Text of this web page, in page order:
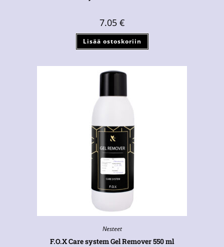
7.05 €
Lisää ostoskoriin
Nesteet
F.O.X Care system Gel Remover 550 ml